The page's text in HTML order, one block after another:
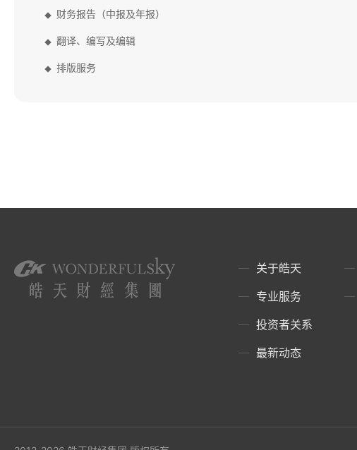
财务报告（中报及年报）
翻译、编写及编辑
排版服务
关于皓天
专业服务
投资者关系
最新动态